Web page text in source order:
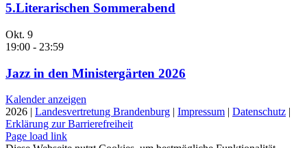
5.Literarischen Sommerabend
Okt. 9
19:00 - 23:59
Jazz in den Ministergärten 2026
Kalender anzeigen
2026 | Landesvertretung Brandenburg | Impressum | Datenschutz |
Erklärung zur Barrierefreiheit
Page load link